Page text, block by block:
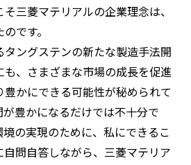
三菱マテリアルの企業理念は、
です。
ングステンの新たな製造手法開
、さまざまな市場の成長を促進
豊かにできる可能性が秘められて
が豊かになるだけでは不十分で
の実現のために、私にできるこ
自問自答しながら、三菱マテリア